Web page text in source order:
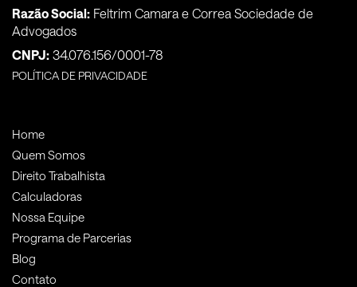
Razão Social: Feltrim Camara e Correa Sociedade de
Advogados
CNPJ: 34.076.156/0001-78
POLÍTICA DE PRIVACIDADE
Home
Quem Somos
Direito Trabalhista
Calculadoras
Nossa Equipe
Programa de Parcerias
Blog
Contato